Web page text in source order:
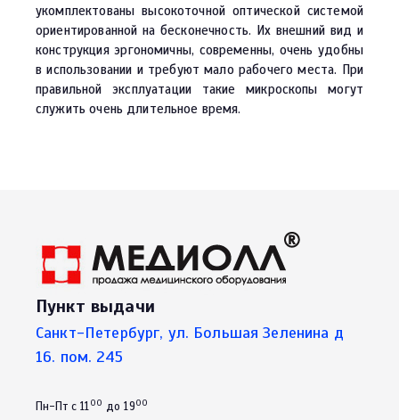
укомплектованы высокоточной оптической системой
ориентированной на бесконечность. Их внешний вид и
конструкция эргономичны, современны, очень удобны
в использовании и требуют мало рабочего места. При
правильной эксплуатации такие микроскопы могут
служить очень длительное время.
Пункт выдачи
Санкт-Петербург, ул. Большая Зеленина д
16. пом. 245
Пн-Пт с 1100 до 1900